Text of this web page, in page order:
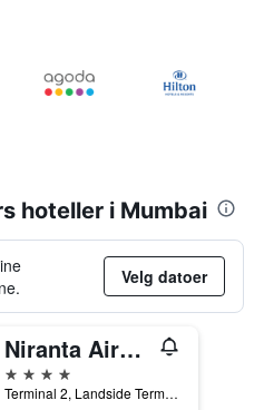
hoteller i Mumbai
Velg datoer
Niranta Airport Transit Hotel & Lounge Terminal 2 Arrivals
4 stjerner
Terminal 2, Landside Terminal, Mumbai, India